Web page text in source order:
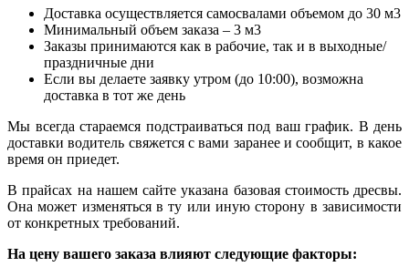
Доставка осуществляется самосвалами объемом до 30 м3
Минимальный объем заказа – 3 м3
Заказы принимаются как в рабочие, так и в выходные/
праздничные дни
Если вы делаете заявку утром (до 10:00), возможна
доставка в тот же день
Мы всегда стараемся подстраиваться под ваш график. В день
доставки водитель свяжется с вами заранее и сообщит, в какое
время он приедет.
В прайсах на нашем сайте указана базовая стоимость дресвы.
Она может изменяться в ту или иную сторону в зависимости
от конкретных требований.
На цену вашего заказа влияют следующие факторы: